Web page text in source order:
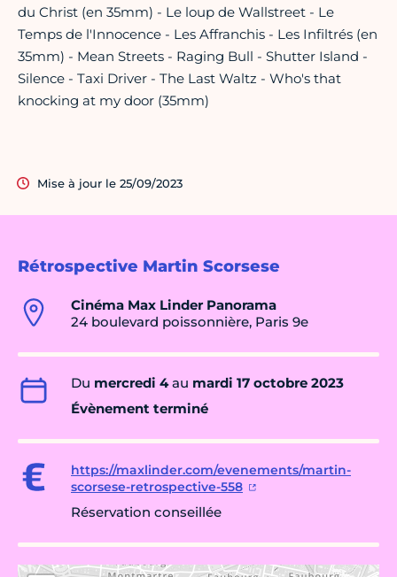
Rétrospective Martin Scorsese
Cinéma Max Linder Panorama
24 boulevard poissonnière, Paris 9e
Du mercredi 4au mardi 17 octobre 2023
Évènement terminé
https://maxlinder.com/evenements/martin-
scorsese-retrospective-558
Réservation conseillée
du Christ (en 35mm) - Le loup de Wallstreet - Le
Temps de l'Innocence - Les Affranchis - Les Infiltrés (en
35mm) - Mean Streets - Raging Bull - Shutter Island -
Silence - Taxi Driver - The Last Waltz - Who's that
knocking at my door (35mm)
Mise à jour le 25/09/2023